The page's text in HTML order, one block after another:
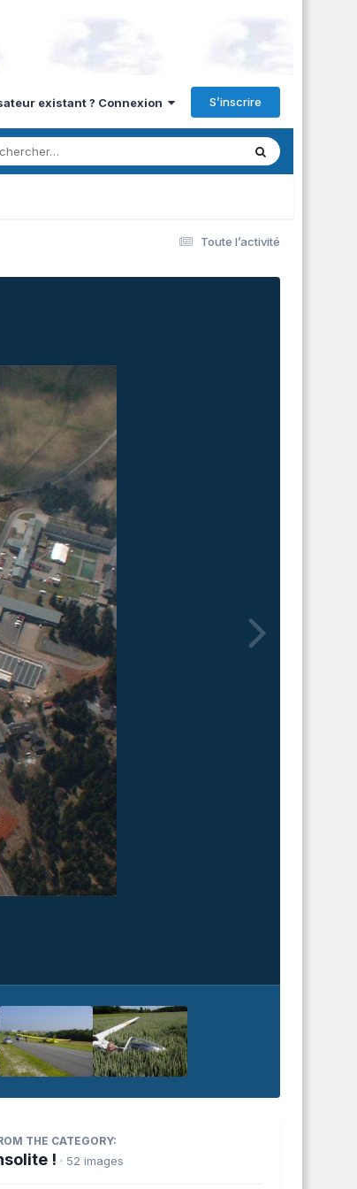
existant ? Connexion S’inscrire
Toute l’activité
THE CATEGORY:
! · 52 images